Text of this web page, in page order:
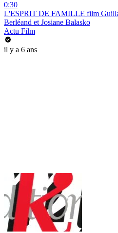
0:30
L'ESPRIT DE FAMILLE film
Berléand et Josiane Balasko
Actu Film
il y a 6 ans